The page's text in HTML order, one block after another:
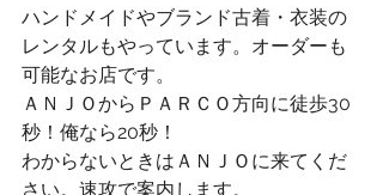
ハンドメイドやブランド古着・衣装の
レンタルもやっています。オーダーも
可能なお店です。
ＡＮＪＯからＰＡＲＣＯ方向に徒歩30
秒！俺なら20秒！
わからないときはＡＮＪＯに来てくだ
さい。速攻で案内します。